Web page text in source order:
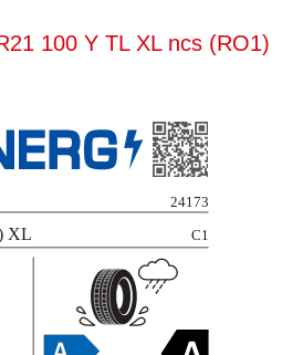
100 Y TL XL ncs (RO1)